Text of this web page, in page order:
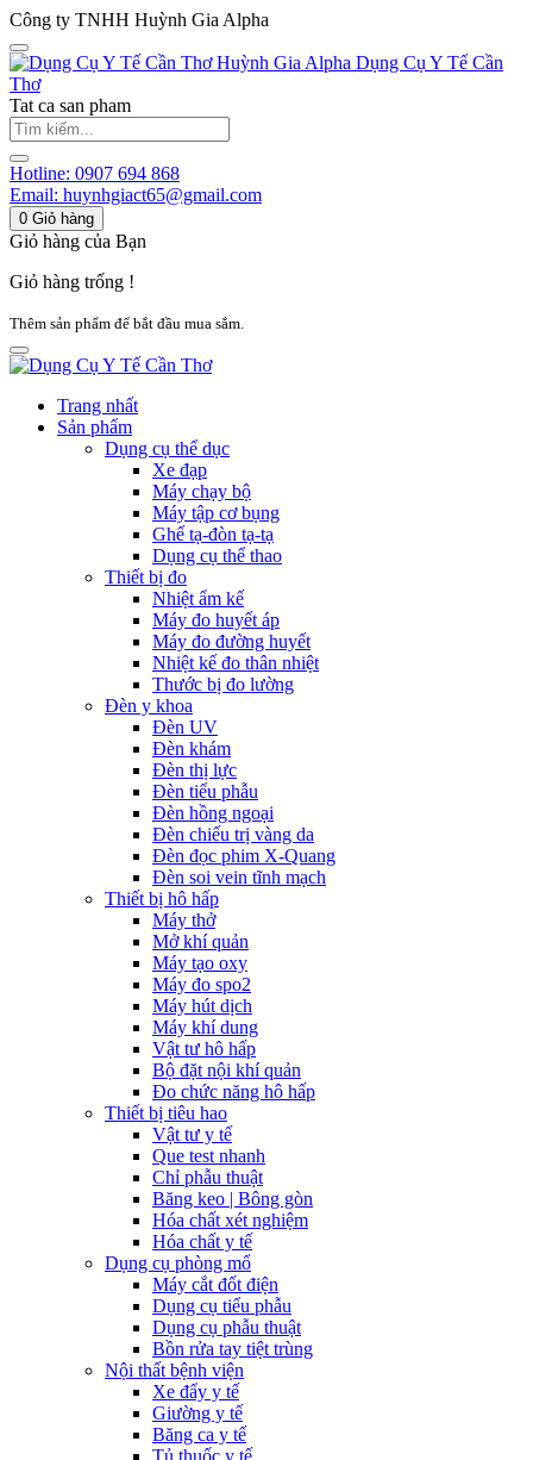
Công ty TNHH Huỳnh Gia Alpha
Huỳnh Gia Alpha Dụng Cụ Y Tế Cần
Thơ
Tat ca san pham
Hotline: 0907 694 868
Email: huynhgiact65@gmail.com
0 Giỏ hàng
Giỏ hàng của Bạn
Giỏ hàng trống !
Thêm sản phẩm để bắt đầu mua sắm.
Trang nhất
Sản phẩm
Dụng cụ thể dục
Xe đạp
Máy chạy bộ
Máy tập cơ bụng
Ghế tạ-đòn tạ-tạ
Dụng cụ thể thao
Thiết bị đo
Nhiệt ẩm kế
Máy đo huyết áp
Máy đo đường huyết
Nhiệt kế đo thân nhiệt
Thước bị đo lường
Đèn y khoa
Đèn UV
Đèn khám
Đèn thị lực
Đèn tiểu phẫu
Đèn hồng ngoại
Đèn chiếu trị vàng da
Đèn đọc phim X-Quang
Đèn soi vein tĩnh mạch
Thiết bị hô hấp
Máy thở
Mở khí quản
Máy tạo oxy
Máy đo spo2
Máy hút dịch
Máy khí dung
Vật tư hô hấp
Bộ đặt nội khí quản
Đo chức năng hô hấp
Thiết bị tiêu hao
Vật tư y tế
Que test nhanh
Chỉ phẫu thuật
Băng keo | Bông gòn
Hóa chất xét nghiệm
Hóa chất y tế
Dụng cụ phòng mổ
Máy cắt đốt điện
Dụng cụ tiểu phẫu
Dụng cụ phẫu thuật
Bồn rửa tay tiệt trùng
Nội thất bệnh viện
Xe đẩy y tế
Giường y tế
Băng ca y tế
Tủ thuốc y tế